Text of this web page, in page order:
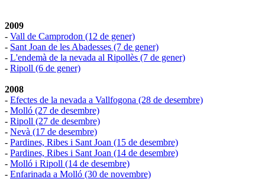
2009
- Vall de Camprodon (12 de gener)
- Sant Joan de les Abadesses (7 de gener)
- L'endemà de la nevada al Ripollès (7 de gener)
- Ripoll (6 de gener)
2008
- Efectes de la nevada a Vallfogona (28 de desembre)
- Molló (27 de desembre)
- Ripoll (27 de desembre)
- Nevà (17 de desembre)
- Pardines, Ribes i Sant Joan (15 de desembre)
- Pardines, Ribes i Sant Joan (14 de desembre)
- Molló i Ripoll (14 de desembre)
- Enfarinada a Molló (30 de novembre)